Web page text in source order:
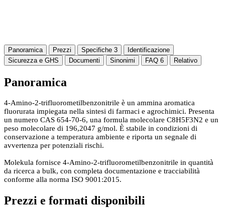
Panoramica Prezzi Specifiche 3
Identificazione
Sicurezza e GHS
Documenti Sinonimi FAQ 6 Relativo
Panoramica
4-Amino-2-trifluorometilbenzonitrile è un ammina aromatica
fluorurata impiegata nella sintesi di farmaci e agrochimici. Presenta
un numero CAS 654-70-6, una formula molecolare C8H5F3N2 e un
peso molecolare di 196,2047 g/mol. È stabile in condizioni di
conservazione a temperatura ambiente e riporta un segnale di
avvertenza per potenziali rischi.
Molekula fornisce 4-Amino-2-trifluorometilbenzonitrile in quantità
da ricerca a bulk, con completa documentazione e tracciabilità
conforme alla norma ISO 9001:2015.
Prezzi e formati disponibili